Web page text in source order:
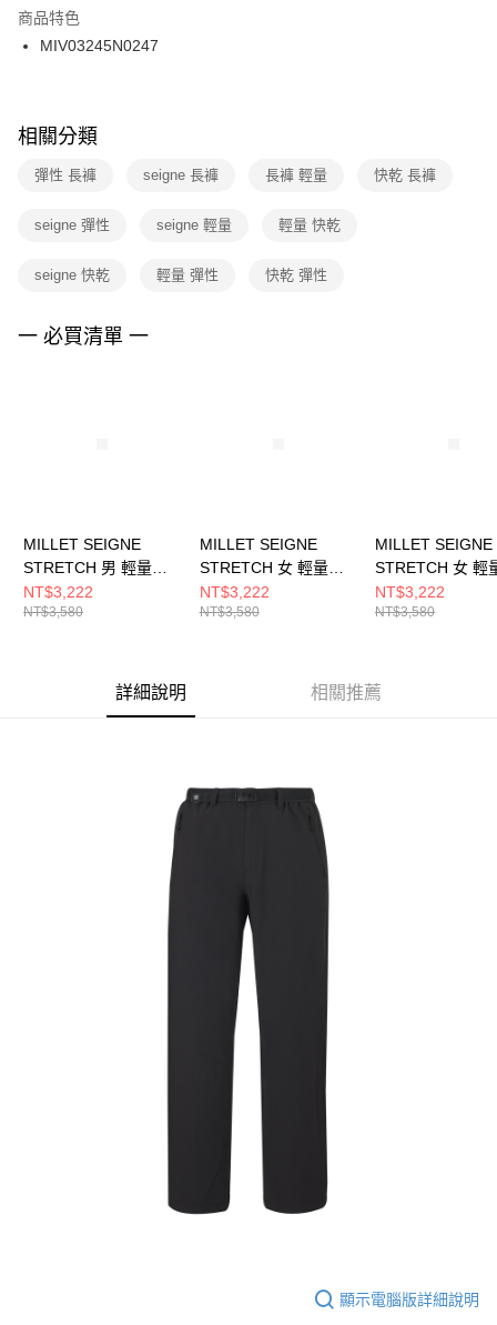
２．訂單成立數日內，您將收到繳費通知簡訊。
３．收到繳費通知簡訊後14天內，點擊此簡訊中的連結，可透過四大超商／
ATM／網路銀行／等多元方式進行付款，方視為交易完成。
※ 交易是否成功請以「AFTEE先享後付 」之結帳頁面顯示為準，若有關於
是否繳費成功／繳費後需取消欲退款等相關疑問，請聯繫「AFTEE先享後付
客戶支援中心」
https://netprotections.freshdesk.com/support/home
１．透過由恩沛科技股份有限公司提供之「AFTEE先享後付」服務完成之交
權轉讓予恩沛科技股份有限公司。
３．未成年的使用者請事先徵得法定代理人或監護人之同意方可使用
「AFTEE先享後付」，若未經同意申辦者引起之損失，本公司不負相關責
付款後門市自取
每筆NT$100，滿NT$1,500(含以上)免運費
商品特色
MIV03245N0247
相關分類
彈性 長褲 seigne 長褲 長褲 輕量 快乾 長褲
seigne 彈性 seigne 輕量 輕量 快乾
seigne 快乾 輕量 彈性 快乾 彈性
一 必買清單 一
MILLET SEIGNE
STRETCH 男 輕量快
乾彈性長褲
MIV03245N6336
NT$3,222
NT$3,580
MILLET SEIGNE
STRETCH 女 輕量快
乾彈性長褲
MIV02217N6336
NT$3,222
NT$3,580
MILLET SEIGNE
STRETCH 女 輕
乾彈性長褲
MIV02217N0247
NT$3,222
NT$3,580
詳細說明 相關推薦
顯示電腦版詳細說明